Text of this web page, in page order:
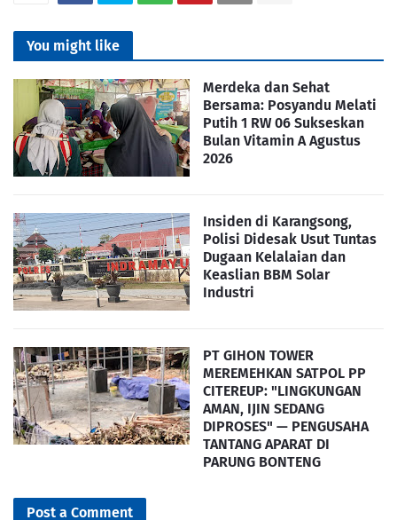
You might like
Merdeka dan Sehat
Bersama: Posyandu Melati
Putih 1 RW 06 Sukseskan
Bulan Vitamin A Agustus
2026
Insiden di Karangsong,
Polisi Didesak Usut Tuntas
Dugaan Kelalaian dan
Keaslian BBM Solar
Industri
PT GIHON TOWER
MEREMEHKAN SATPOL PP
CITEREUP: "LINGKUNGAN
AMAN, IJIN SEDANG
DIPROSES" — PENGUSAHA
TANTANG APARAT DI
PARUNG BONTENG
Post a Comment